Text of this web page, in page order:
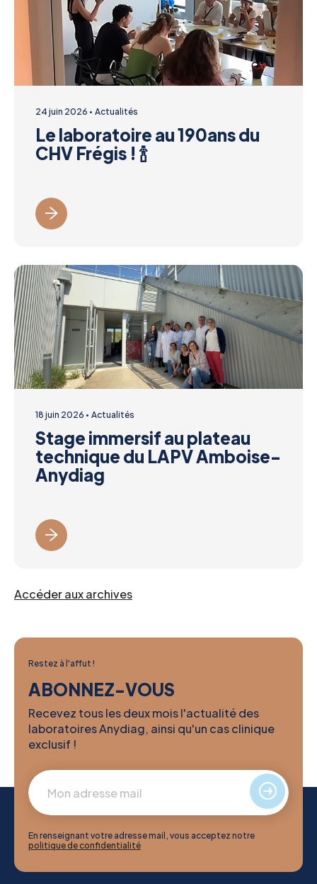
24 juin 2026 Actualités
Le laboratoire au 190ans du
CHV Frégis ! 🍾
18 juin 2026 Actualités
Stage immersif au plateau
technique du LAPV Amboise-
Anydiag
Accéder aux archives
Restez à l'affut !
ABONNEZ-VOUS
Recevez tous les deux mois l'actualité des
laboratoires Anydiag, ainsi qu'un cas clinique
exclusif !
En renseignant votre adresse mail, vous acceptez notre
politique de confidentialité